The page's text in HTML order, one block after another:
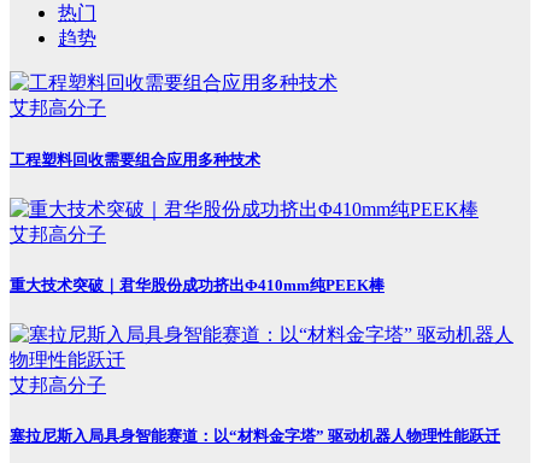
热门
趋势
艾邦高分子
工程塑料回收需要组合应用多种技术
艾邦高分子
重大技术突破｜君华股份成功挤出Φ410mm纯PEEK棒
艾邦高分子
塞拉尼斯入局具身智能赛道：以“材料金字塔” 驱动机器人物理性能跃迁